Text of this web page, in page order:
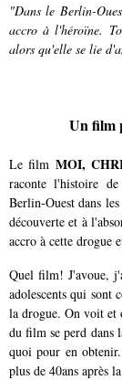
"Dans le Berlin-
accro à l'héroïne.
alors qu'elle se lie
Un film
Le film MOI,
raconte l'histoire
Berlin-Ouest dans
découverte et à
accro à cette drogue
Quel film! J'avoue,
adolescents qui sont
la drogue. On voit et
du film se perd dans
quoi pour en
plus de 40ans après